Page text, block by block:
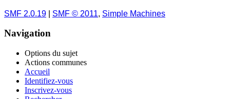
SMF 2.0.19 SMF © 2011, Simple Machines
Navigation
Options du sujet
Actions communes
Accueil
Identifiez-vous
Inscrivez-vous